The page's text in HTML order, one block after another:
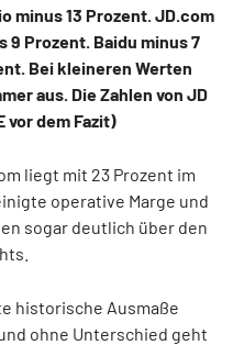
minus 13 Prozent. JD.com
9 Prozent. Baidu minus 7
Bei kleineren Werten
aus. Die Zahlen von JD
vor dem Fazit)
liegt mit 23 Prozent im
operative Marge und
sogar deutlich über den
historische Ausmaße
ohne Unterschied geht